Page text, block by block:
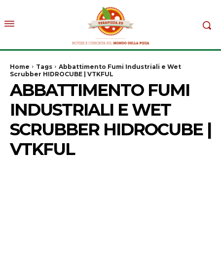
Home Tags
Abbattimento Fumi Industriali e Wet
Scrubber HIDROCUBE | VTKFUL
ABBATTIMENTO FUMI
INDUSTRIALI E WET
SCRUBBER HIDROCUBE |
VTKFUL